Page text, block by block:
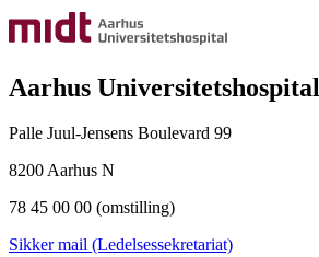
Aarhus Universitetshospital
Palle Juul-Jensens Boulevard 99
8200 Aarhus N
78 45 00 00 (omstilling)
Sikker mail (Ledelsessekretariat)